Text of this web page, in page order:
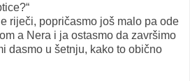
riječi, popričasmo još malo pa ode
a Nera i ja ostasmo da završimo
dasmo u šetnju, kako to obično